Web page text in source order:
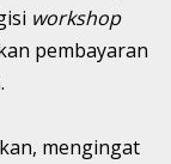
workshop
pembayaran
mengingat